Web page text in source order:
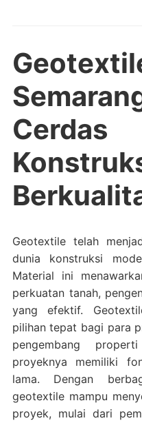
Geotextile telah
dunia konstruksi
Material ini
perkuatan tanah,
yang efektif.
pilihan tepat bagi para
pengembang
proyeknya memiliki
lama. Dengan
geotextile mampu
proyek, mulai dari